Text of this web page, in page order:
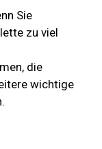
Sie
zu viel
die
wichtige